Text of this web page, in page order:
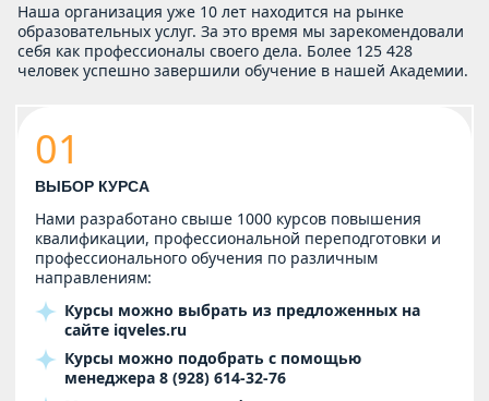
Наша организация уже 10 лет находится на рынке
образовательных услуг. За это время мы зарекомендовали
себя как профессионалы своего дела. Более 125 428
человек успешно завершили обучение в нашей Академии.
01
ВЫБОР КУРСА
Нами разработано свыше 1000 курсов повышения
квалификации, профессиональной переподготовки и
профессионального обучения по различным
направлениям:
Курсы можно выбрать из предложенных на
сайте iqveles.ru
Курсы можно подобрать с помощью
менеджера 8 (928) 614-32-76